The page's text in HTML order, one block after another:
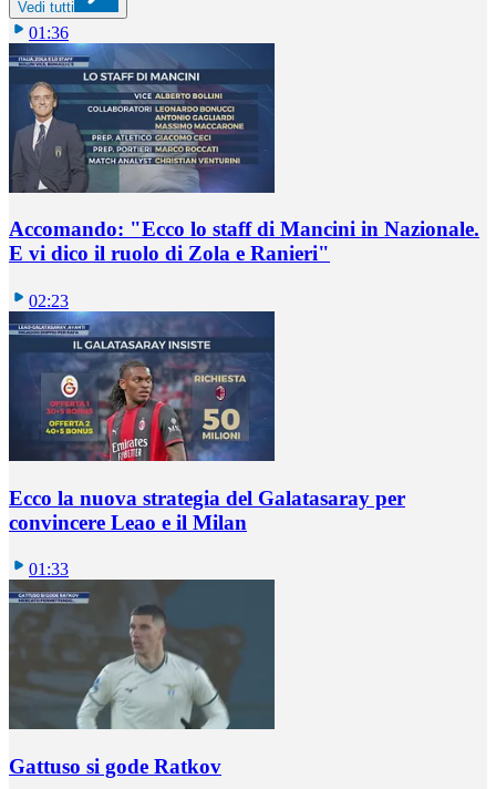
Vedi tutti
01:36
Accomando: "Ecco lo staff di Mancini in Nazionale.
E vi dico il ruolo di Zola e Ranieri"
02:23
Ecco la nuova strategia del Galatasaray per
convincere Leao e il Milan
01:33
Gattuso si gode Ratkov